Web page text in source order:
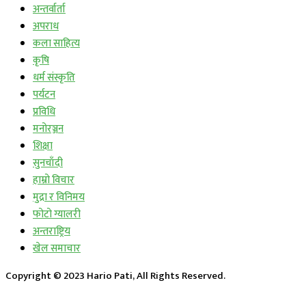
अन्तर्वार्ता
अपराध
कला साहित्य
कृषि
धर्म संस्कृति
पर्यटन
प्रविधि
मनोरञ्जन
शिक्षा
सुनचाँदी
हाम्रो विचार
मुद्रा र विनिमय
फोटो ग्यालरी
अन्तराष्ट्रिय
खेल समाचार
Copyright © 2023 Hario Pati, All Rights Reserved.